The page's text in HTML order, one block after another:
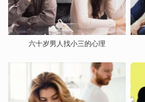
六十岁男人找小三的心理